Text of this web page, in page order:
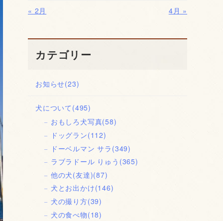
« 2月
4月 »
カテゴリー
お知らせ(23)
犬について (495)
おもしろ犬写真(58)
ドッグラン(112)
ドーベルマン サラ (349)
ラブラドール りゅう (365)
他の犬(友達)(87)
犬とお出かけ(146)
犬の撮り方(39)
犬の食べ物(18)